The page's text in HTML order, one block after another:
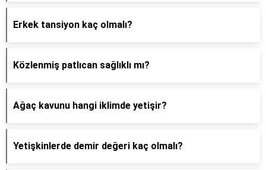
Erkek tansiyon kaç olmalı?
Közlenmiş patlıcan sağlıklı mı?
Ağaç kavunu hangi iklimde yetişir?
Yetişkinlerde demir değeri kaç olmalı?